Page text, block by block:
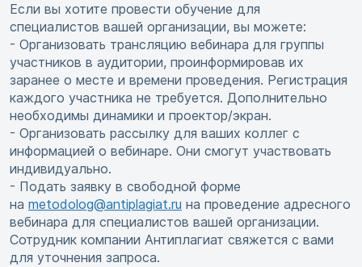
Если вы хотите провести обучение для
специалистов вашей организации, вы можете:
- Организовать трансляцию вебинара для группы
участников в аудитории, проинформировав их
заранее о месте и времени проведения. Регистрация
каждого участника не требуется. Дополнительно
необходимы динамики и проектор/экран.
- Организовать рассылку для ваших коллег с
информацией о вебинаре. Они смогут участвовать
индивидуально.
- Подать заявку в свободной форме
на metodolog@antiplagiat.ru на проведение адресного
вебинара для специалистов вашей организации.
Сотрудник компании Антиплагиат свяжется с вами
для уточнения запроса.